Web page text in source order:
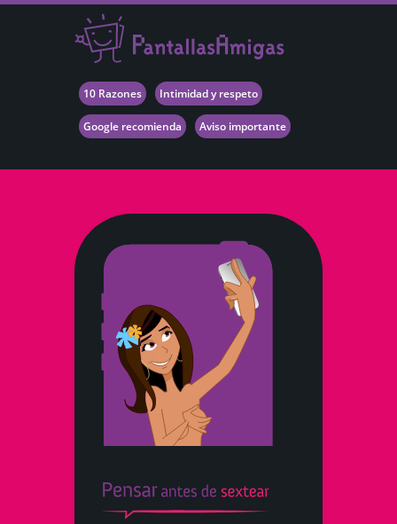
10 Razones Intimidad y respeto
Google recomienda Aviso importante